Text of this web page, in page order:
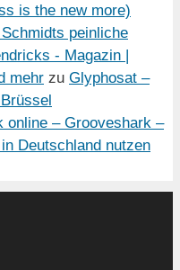
is the new more)
peinliche
- Magazin |
mehr zu Glyphosat –
online – Grooveshark –
Deutschland nutzen